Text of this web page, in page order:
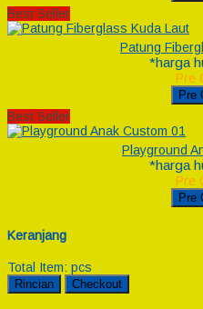
Best Seller
Patung
*harga
Pre
Pre
Best Seller
Playground
*harga
Pre
Pre
Keranjang
Total Item: pcs
Rincian Checkout